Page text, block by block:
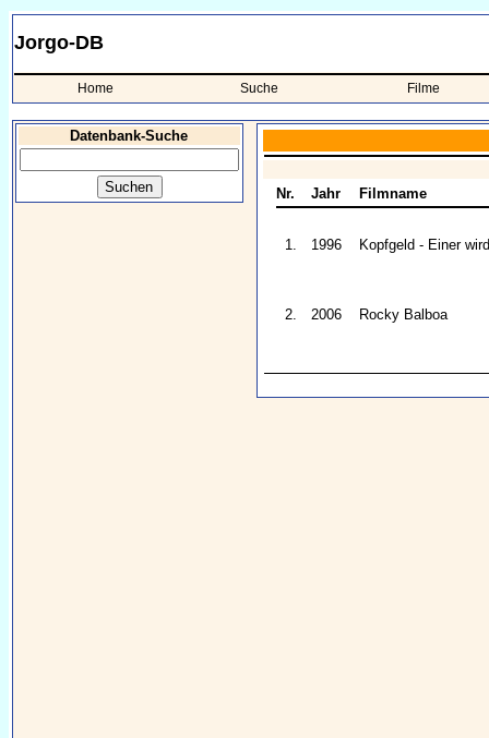
Jorgo-DB
Home Suche Filme
Datenbank-Suche
Nr. Jahr Filmname
1. 1996 Kopfgeld - Einer
2. 2006 Rocky Balboa